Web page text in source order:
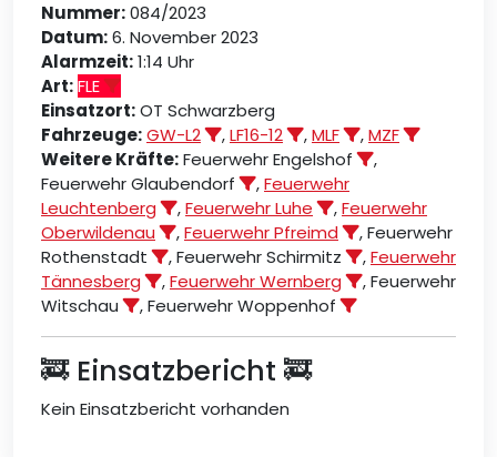
Nummer:084/2023
Datum:6. November 2023
Alarmzeit:1:14 Uhr
Art:FLE
Einsatzort:OT Schwarzberg
Fahrzeuge:GW-L2 ,LF16-12 ,MLF ,MZF
Weitere Kräfte:Feuerwehr Engelshof
,
Feuerwehr Glaubendorf
,Feuerwehr
Leuchtenberg
,Feuerwehr Luhe ,Feuerwehr
Oberwildenau
,Feuerwehr Pfreimd
, Feuerwehr
Rothenstadt
, Feuerwehr Schirmitz ,Feuerwehr
Tännesberg
,Feuerwehr Wernberg
, Feuerwehr
Witschau
, Feuerwehr Woppenhof
🚒 Einsatzbericht 🚒
Kein Einsatzbericht vorhanden